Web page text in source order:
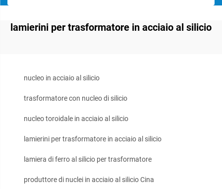
lamierini per trasformatore in acciaio al silicio
nucleo in acciaio al silicio
trasformatore con nucleo di silicio
nucleo toroidale in acciaio al silicio
lamierini per trasformatore in acciaio al silicio
lamiera di ferro al silicio per trasformatore
produttore di nuclei in acciaio al silicio Cina